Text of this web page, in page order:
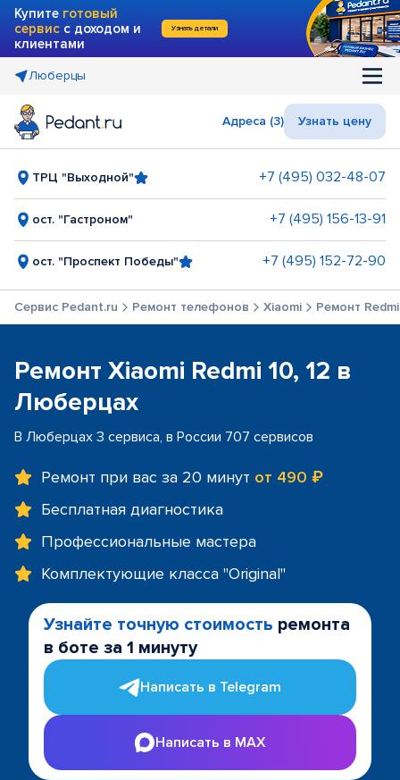
Купите готовый
сервис с доходом и
клиентами
Узнать детали
Люберцы
Адреса (3) Узнать цену
ТРЦ "Выходной" +7 (495) 032-48-07
ост. "Гастроном" +7 (495) 156-13-91
ост. "Проспект Победы" +7 (495) 152-72-90
Сервис Pedant.ru Ремонт телефонов Xiaomi Ремонт
Ремонт Xiaomi Redmi 10, 12 в
Люберцах
В Люберцах 3 сервиса, в России 707 сервисов
Ремонт при вас за 20 минут от 490 ₽
Бесплатная диагностика
Профессиональные мастера
Комплектующие класса "Original"
Узнайте точную стоимость ремонта
в боте за 1 минуту
Написать в Telegram
Написать в MAX